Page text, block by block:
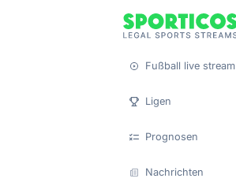
Fußball live stream
Ligen
Prognosen
Nachrichten